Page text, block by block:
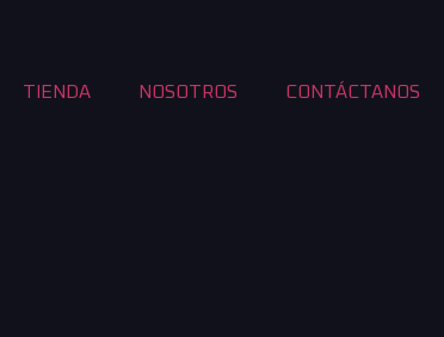
TIENDA NOSOTROS CONTÁCTANOS